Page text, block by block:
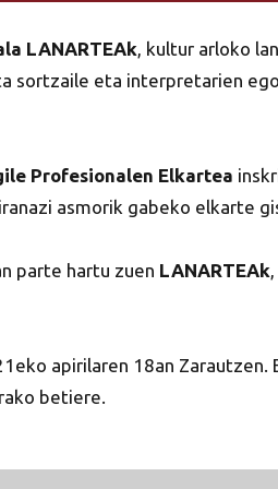
LANARTEAk , kultur arloko
sortzaile eta interpretarien
Profesionalen Elkartea
asmorik gabeko elkarte
parte hartu zuen LANARTEAk
apirilaren 18an Zarautzen.
betiere.